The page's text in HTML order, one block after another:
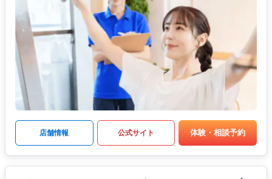
店舗情報 公式サイト 体験・相談予約